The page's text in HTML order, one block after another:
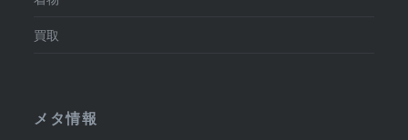
買取
メタ情報